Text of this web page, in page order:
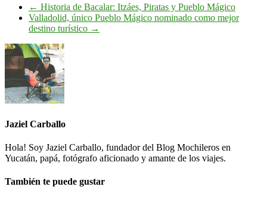
← Historia de Bacalar: Itzáes, Piratas y Pueblo Mágico
Valladolid, único Pueblo Mágico nominado como mejor
destino turístico →
Jaziel Carballo
Hola! Soy Jaziel Carballo, fundador del Blog Mochileros en
Yucatán, papá, fotógrafo aficionado y amante de los viajes.
También te puede gustar